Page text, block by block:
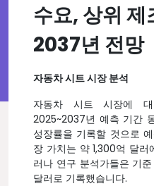
수요, 상위
2037년 전망
자동차 시트 시장 분석
자동차 시트 시장에
2025~2037년 예측 기간
성장률을 기록할 것으로
장 가치는 약 1,300억 달
러나 연구 분석가들은 기
달러로 기록했습니다.